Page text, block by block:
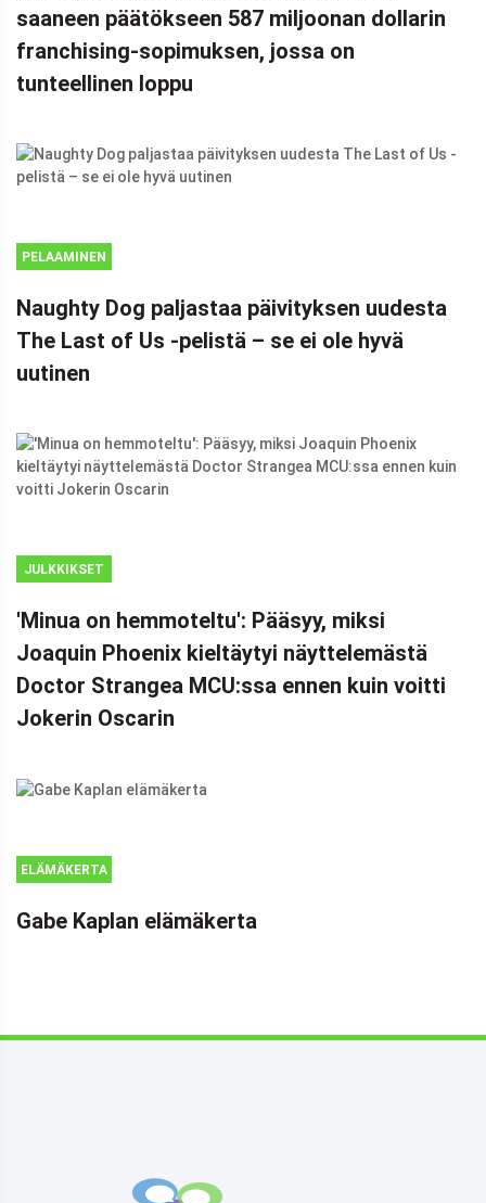
saaneen päätökseen 587 miljoonan dollarin
franchising-sopimuksen, jossa on
tunteellinen loppu
PELAAMINEN
Naughty Dog paljastaa päivityksen uudesta
The Last of Us -pelistä – se ei ole hyvä
uutinen
JULKKIKSET
'Minua on hemmoteltu': Pääsyy, miksi
Joaquin Phoenix kieltäytyi näyttelemästä
Doctor Strangea MCU:ssa ennen kuin voitti
Jokerin Oscarin
ELÄMÄKERTA
Gabe Kaplan elämäkerta